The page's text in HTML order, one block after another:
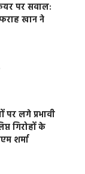
पर सवाल:
खान ने
पर लगे प्रभावी
गिरोहों के
शर्मा